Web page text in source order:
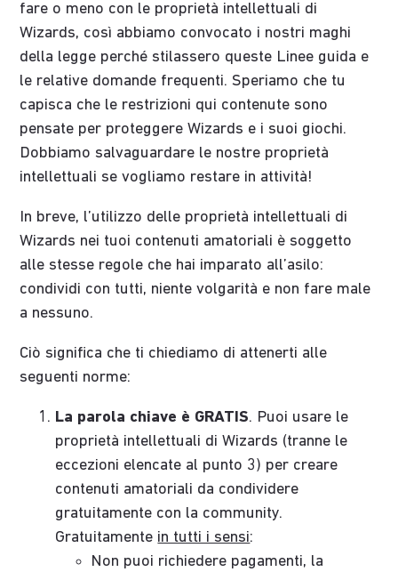
fare o meno con le proprietà intellettuali di
Wizards, così abbiamo convocato i nostri maghi
della legge perché stilassero queste Linee guida e
le relative domande frequenti. Speriamo che tu
capisca che le restrizioni qui contenute sono
pensate per proteggere Wizards e i suoi giochi.
Dobbiamo salvaguardare le nostre proprietà
intellettuali se vogliamo restare in attività!
In breve, l’utilizzo delle proprietà intellettuali di
Wizards nei tuoi contenuti amatoriali è soggetto
alle stesse regole che hai imparato all’asilo:
condividi con tutti, niente volgarità e non fare male
a nessuno.
Ciò significa che ti chiediamo di attenerti alle
seguenti norme:
La parola chiave è GRATIS. Puoi usare le
proprietà intellettuali di Wizards (tranne le
eccezioni elencate al punto 3) per creare
contenuti amatoriali da condividere
gratuitamente con la community.
Gratuitamente in tutti i sensi:
Non puoi richiedere pagamenti, la